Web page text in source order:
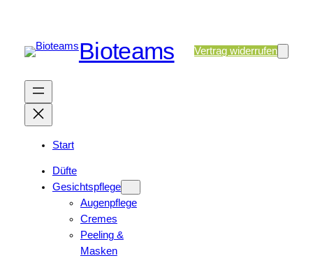
Bioteams Vertrag widerrufen
Start
Düfte
Gesichtspflege
Augenpflege
Cremes
Peeling &
Masken